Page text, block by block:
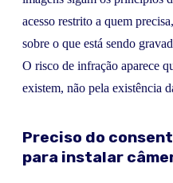
acesso restrito a quem
sobre o que está sendo
O risco de infração aparece
existem, não pela existência
Preciso do
para instalar